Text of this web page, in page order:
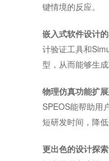
键情境的反应。
嵌入式软件设计
计验证工具和
型，从而能够生成
物理仿真功能扩
SPEOS能帮助用
短研发时间，降低
更出色的设计探